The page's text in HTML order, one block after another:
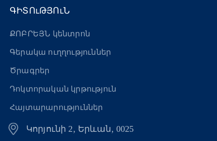
ԳԻՏՈւԹՅՈւՆ
ՔՈԲՐԵՅՆ կենտրոն
Գերակա ուղղություններ
Ծրագրեր
Դոկտորական կրթություն
Հայտարարություններ
Կորյունի 2, Երևան, 0025